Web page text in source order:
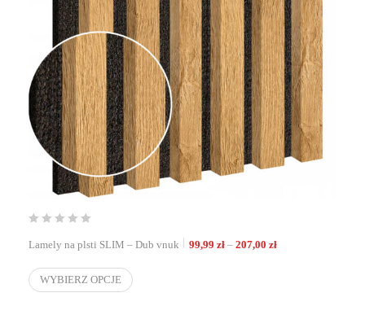
Lamely na plsti SLIM – Dub vnuk 99,99 zł – 207,00 złZakres cen: od
WYBIERZ OPCJE